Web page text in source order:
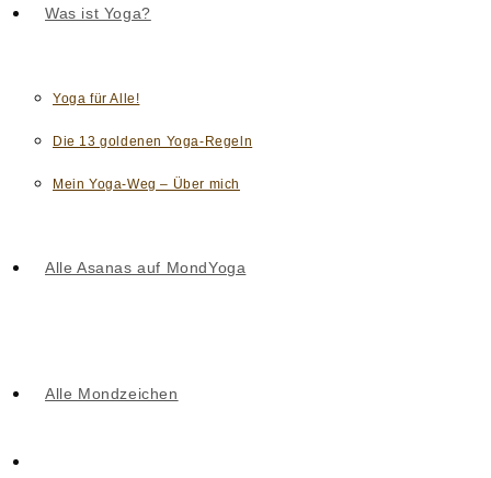
Was ist Yoga?
Yoga für Alle!
Die 13 goldenen Yoga-Regeln
Mein Yoga-Weg – Über mich
Alle Asanas auf MondYoga
Alle Mondzeichen